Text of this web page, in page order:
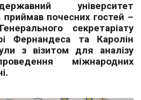
університет
приймав почесних гостей –
секретаріату
Фернандеса та Каролін
з візитом для аналізу
міжнародних